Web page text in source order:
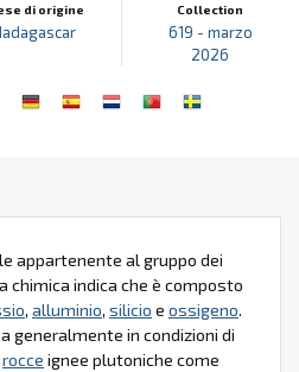
di origine Collection
619 - marzo
2026
appartenente al gruppo dei
chimica indica che è composto
, alluminio, silicio e ossigeno.
generalmente in condizioni di
rocce ignee plutoniche come